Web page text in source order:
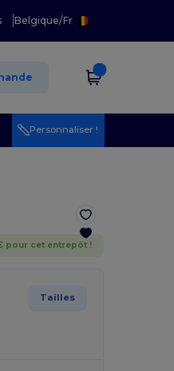
Belgique/Fr
Personnaliser !
pour cet entrepôt !
Tailles